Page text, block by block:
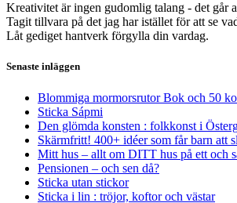
Kreativitet är ingen gudomlig talang - det går
Tagit tillvara på det jag har istället för att se
Låt gediget hantverk förgylla din vardag.
Senaste inläggen
Blommiga mormorsrutor Bok och 50
Sticka Sápmi
Den glömda konsten : folkkonst i
Skärmfritt! 400+ idéer som får barn att
Mitt hus – allt om DITT hus på ett och
Pensionen – och sen då?
Sticka utan stickor
Sticka i lin : tröjor, koftor och västar